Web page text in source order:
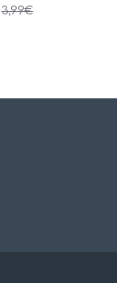
3,99€